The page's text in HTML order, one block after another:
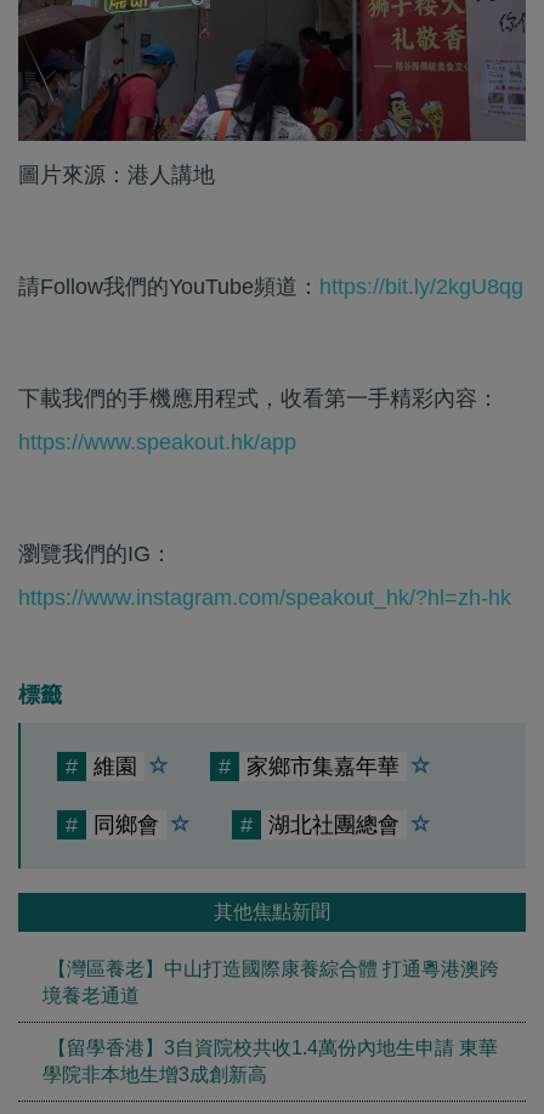
圖片來源：港人講地
請Follow我們的YouTube頻道： https://bit.ly/2kgU8qg
下載我們的手機應用程式，收看第一手精彩內容：
https://www.speakout.hk/app
瀏覽我們的IG：
https://www.instagram.com/speakout_hk/?hl=zh-hk
標籤
# 維園 # 家鄉市集嘉年華
# 同鄉會 # 湖北社團總會
其他焦點新聞
【灣區養老】中山打造國際康養綜合體 打通粵港澳跨
境養老通道
【留學香港】3自資院校共收1.4萬份內地生申請 東華
學院非本地生增3成創新高